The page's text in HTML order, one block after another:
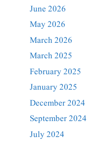
June 2026
May 2026
March 2026
March 2025
February 2025
January 2025
December 2024
September 2024
July 2024